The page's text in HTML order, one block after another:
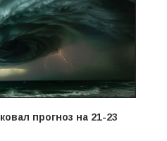
прогноз на 21-23